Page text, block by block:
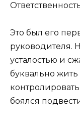
Это был его
руководителя.
усталостью и
буквально жить
боялся